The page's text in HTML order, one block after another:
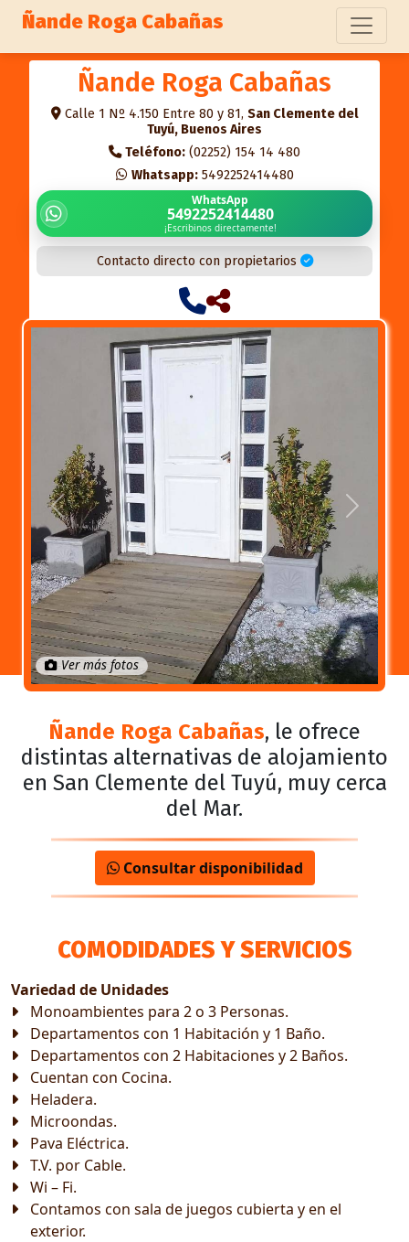
Ñande Roga Cabañas
Ñande Roga Cabañas
Calle 1 Nº 4.150 Entre 80 y 81, San Clemente del
Tuyú, Buenos Aires
Teléfono: (02252) 154 14 480
Whatsapp:5492252414480
WhatsApp
5492252414480
¡Escribinos directamente!
Contacto directo con propietarios
Anterior Próximo
Ver más fotos
Ñande Roga Cabañas, le ofrece
distintas alternativas de alojamiento
en San Clemente del Tuyú, muy cerca
del Mar.
Consultar disponibilidad
COMODIDADES Y SERVICIOS
Variedad de Unidades
Monoambientes para 2 o 3 Personas.
Departamentos con 1 Habitación y 1 Baño.
Departamentos con 2 Habitaciones y 2 Baños.
Cuentan con Cocina.
Heladera.
Microondas.
Pava Eléctrica.
T.V. por Cable.
Wi – Fi.
Contamos con sala de juegos cubierta y en el
exterior.